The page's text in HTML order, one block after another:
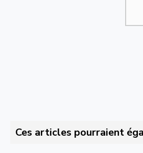
Ces articles pourraient